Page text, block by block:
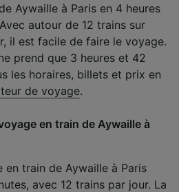
Aywaille à Paris en 4 heures
autour de 12 trains sur
il est facile de faire le voyage.
prend que 3 heures et 42
les horaires, billets et prix en
de voyage.
en train de Aywaille à
en train de Aywaille à Paris
avec 12 trains par jour. La